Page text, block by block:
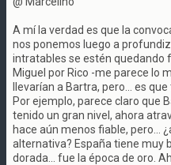
A mí la verdad es que la
nos ponemos luego a
intratables se estén quedando
Miguel por Rico -me parece lo
llevarían a Bartra, pero... es
Por ejemplo, parece claro que
tenido un gran nivel, ahora
hace aún menos fiable, pero...
alternativa? España tiene muy
dorada... fue la época de oro.